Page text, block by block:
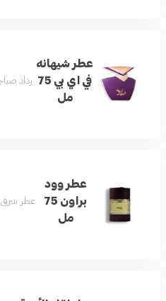
عطر شيهانه
في اي بي 75
مل
رذاذ
عطر وود
براون 75
مل
عطر شرقي